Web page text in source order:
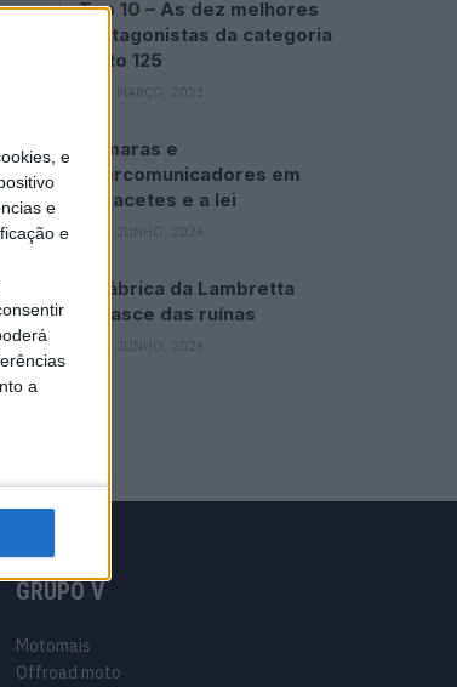
e
e
e
a
Top 10 – As dez melhores
protagonistas da categoria
Moto 125
10 MARÇO, 2023
Câmaras e
intercomunicadores em
capacetes e a lei
16 JUNHO, 2026
A fábrica da Lambretta
renasce das ruínas
21 JUNHO, 2026
GRUPO V
Motomais
Offroad moto